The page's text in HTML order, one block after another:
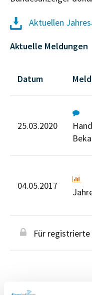
Aktuellen
Aktuelle Meldungen
Datum
25.03.2020
04.05.2017
Für